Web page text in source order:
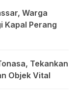
Warga
Kapal Perang
Tekankan
Objek Vital